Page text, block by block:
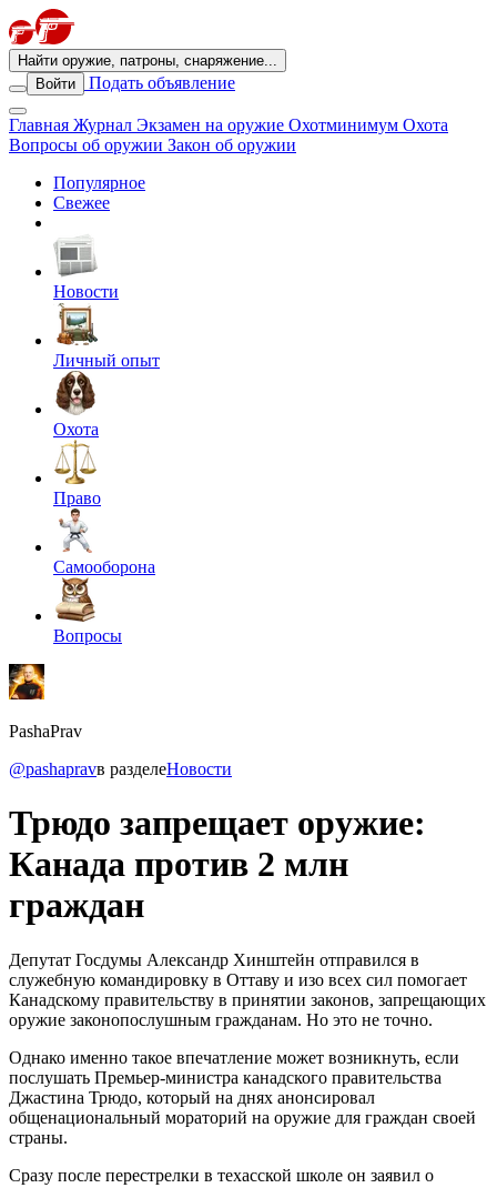
Найти оружие, патроны, снаряжение...
Войти
Подать объявление
Главная Журнал Экзамен на оружие Охотминимум Охота
Вопросы об оружии Закон об оружии
Популярное
Свежее
Новости
Личный опыт
Охота
Право
Самооборона
Вопросы
PashaPrav
@pashapravв разделеНовости
Трюдо запрещает оружие:
Канада против 2 млн
граждан
Депутат Госдумы Александр Хинштейн отправился в
служебную командировку в Оттаву и изо всех сил помогает
Канадскому правительству в принятии законов, запрещающих
оружие законопослушным гражданам. Но это не точно.
Однако именно такое впечатление может возникнуть, если
послушать Премьер-министра канадского правительства
Джастина Трюдо, который на днях анонсировал
общенациональный мораторий на оружие для граждан своей
страны.
Сразу после перестрелки в техасской школе он заявил о